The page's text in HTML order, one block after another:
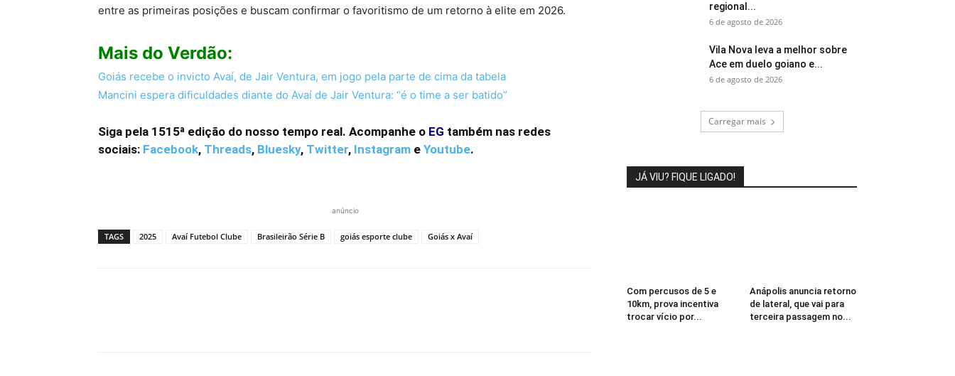
entre as primeiras posições e buscam confirmar o favoritismo de um retorno à elite em 2026.
Mais do Verdão:
Goiás recebe o invicto Avaí, de Jair Ventura, em jogo pela parte de cima da tabela
Mancini espera dificuldades diante do Avaí de Jair Ventura: “é o time a ser batido”
Siga pela 1515ª edição do nosso tempo real. Acompanhe o EG também nas redes
sociais: Facebook, Threads, Bluesky, Twitter, Instagram e Youtube.
anúncio
TAGS 2025 Avaí Futebol Clube Brasileirão Série B goiás esporte clube Goiás x Avaí
regional...
6 de agosto de 2026
Vila Nova leva a melhor sobre
Ace em duelo goiano e...
6 de agosto de 2026
Carregar mais
JÁ VIU? FIQUE LIGADO!
Com percusos de 5 e
10km, prova incentiva
trocar vício por...
Anápolis anuncia retorno
de lateral, que vai para
terceira passagem no...